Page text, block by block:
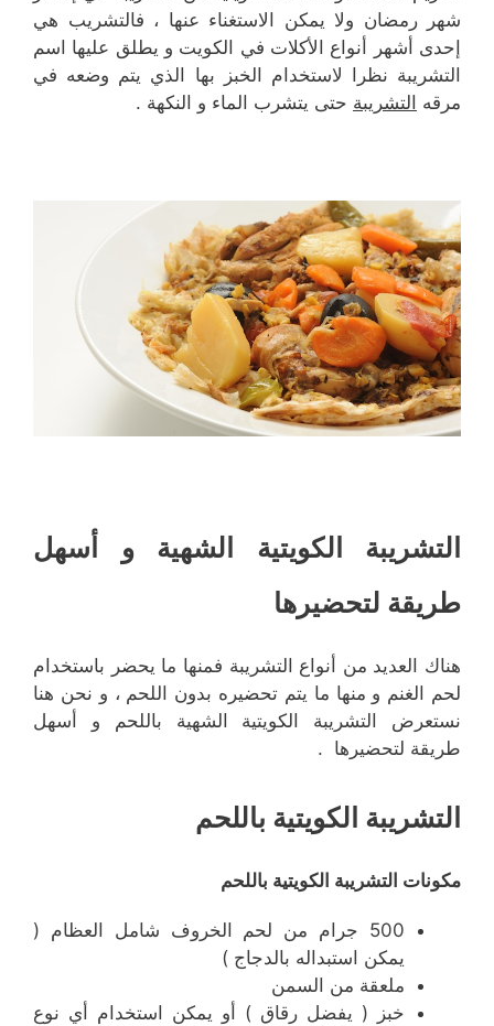
شهر رمضان ولا يمكن الاستغناء عنها ، فالتشريب هي
إحدى أشهر أنواع الأكلات في الكويت و يطلق عليها اسم
التشريبة نظرا لاستخدام الخبز بها الذي يتم وضعه في
مرقه التشريبة حتى يتشرب الماء و النكهة .
التشريبة الكويتية الشهية و أسهل
طريقة لتحضيرها
هناك العديد من أنواع التشريبة فمنها ما يحضر باستخدام
لحم الغنم و منها ما يتم تحضيره بدون اللحم ، و نحن هنا
نستعرض التشريبة الكويتية الشهية باللحم و أسهل
طريقة لتحضيرها .
التشريبة الكويتية باللحم
مكونات التشريبة الكويتية باللحم
500 جرام من لحم الخروف شامل العظام (
يمكن استبداله بالدجاج )
ملعقة من السمن
خبز ( يفضل رقاق ) أو يمكن استخدام أي نوع